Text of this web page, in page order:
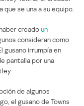
que se una a su equipo.
creadoun
consideran como
gusano irrumpía en
pantalla por una
de algunos
el gusano de Towns